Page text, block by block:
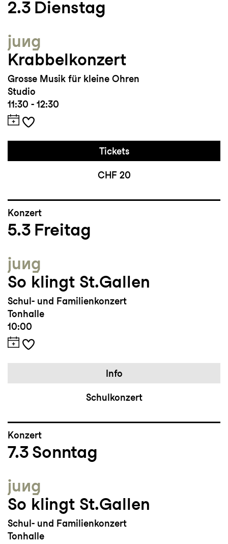
2.3 Dienstag
jung
Krabbelkonzert
Grosse Musik für kleine Ohren
Studio
11:30 - 12:30
Tickets
CHF 20
Konzert
5.3 Freitag
jung
So klingt St.Gallen
Schul- und Familienkonzert
Tonhalle
10:00
Info
Schulkonzert
Konzert
7.3 Sonntag
jung
So klingt St.Gallen
Schul- und Familienkonzert
Tonhalle